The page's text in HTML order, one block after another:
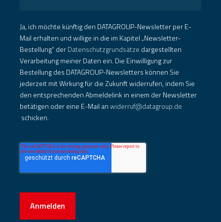
Ja, ich möchte künftig den DATAGROUP-Newsletter per E-
Mail erhalten und willige in die im Kapitel „Newsletter-
Bestellung“ derDatenschutzgrundsätze dargestellten
Verarbeitung meiner Daten ein. Die Einwilligung zur
Bestellung des DATAGROUP-Newsletters können Sie
jederzeit mit Wirkung für die Zukunft widerrufen, indem Sie
den entsprechenden Abmeldelink in einem der Newsletter
betätigen oder eine E-Mail anwiderruf@datagroup.de
schicken.
Anmelden